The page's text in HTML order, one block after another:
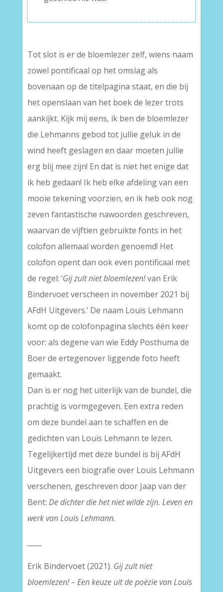
Tot slot is er de bloemlezer zelf, wiens naam
zowel pontificaal op het omslag als
bovenaan op de titelpagina staat, en die bij
het openslaan van het boek de lezer trots
aankijkt. Kijk mij eens, ik ben de bloemlezer
die Lehmanns gebod tot jullie geluk in de
wind heeft geslagen en daar moeten jullie
erg blij mee zijn! En dat is niet het enige dat
ik heb gedaan! Ik heb elke afdeling van een
mooie tekening voorzien, en ik heb ook nog
zeven fantastische nawoorden geschreven,
waarvan de vijftien gebruikte fonts in het
colofon allemaal worden genoemd! Het
colofon opent dan ook even pontificaal met
de regel: ‘Gij zult niet bloemlezen!van Erik
Bindervoet verscheen in november 2021 bij
AFdH Uitgevers.’ De naam Louis Lehmann
komt op de colofonpagina slechts één keer
voor: als degene van wie Eddy Posthuma de
Boer de ertegenover liggende foto heeft
gemaakt.
Dan is er nog het uiterlijk van de bundel, die
prachtig is vormgegeven. Een extra reden
om deze bundel aan te schaffen en de
gedichten van Louis Lehmann te lezen.
Tegelijkertijd met deze bundel is bij AFdH
Uitgevers een biografie over Louis Lehmann
verschenen, geschreven door Jaap van der
Bent: De dichter die het niet wilde zijn. Leven en
werk van Louis Lehmann.
Erik Bindervoet (2021). Gij zult niet
bloemlezen! – Een keuze uit de poëzie van Louis